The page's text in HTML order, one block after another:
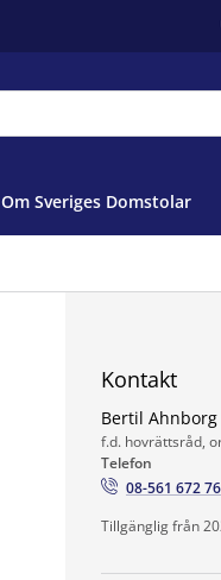
Om Sveriges Domstolar
Kontakt
Bertil Ahnborg
f.d. hovrättsråd,
Telefon
08-561 672 76
Tillgänglig från